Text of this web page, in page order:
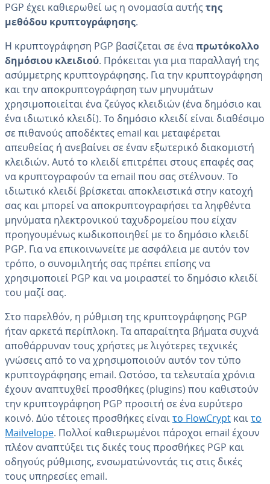
PGP έχει καθιερωθεί ως η ονομασία αυτήςτης
μεθόδου κρυπτογράφησης.
Η κρυπτογράφηση PGP βασίζεται σε έναπρωτόκολλο
δημόσιου κλειδιού. Πρόκειται για μια παραλλαγή της
ασύμμετρης κρυπτογράφησης. Για την κρυπτογράφηση
και την αποκρυπτογράφηση των μηνυμάτων
χρησιμοποιείται ένα ζεύγος κλειδιών (ένα δημόσιο και
ένα ιδιωτικό κλειδί). Το δημόσιο κλειδί είναι διαθέσιμο
σε πιθανούς αποδέκτες email και μεταφέρεται
απευθείας ή ανεβαίνει σε έναν εξωτερικό διακομιστή
κλειδιών. Αυτό το κλειδί επιτρέπει στους επαφές σας
να κρυπτογραφούν τα email που σας στέλνουν. Το
ιδιωτικό κλειδί βρίσκεται αποκλειστικά στην κατοχή
σας και μπορεί να αποκρυπτογραφήσει τα ληφθέντα
μηνύματα ηλεκτρονικού ταχυδρομείου που είχαν
προηγουμένως κωδικοποιηθεί με το δημόσιο κλειδί
PGP. Για να επικοινωνείτε με ασφάλεια με αυτόν τον
τρόπο, ο συνομιλητής σας πρέπει επίσης να
χρησιμοποιεί PGP και να μοιραστεί το δημόσιο κλειδί
του μαζί σας.
Στο παρελθόν, η ρύθμιση της κρυπτογράφησης PGP
ήταν αρκετά περίπλοκη. Τα απαραίτητα βήματα συχνά
αποθάρρυναν τους χρήστες με λιγότερες τεχνικές
γνώσεις από το να χρησιμοποιούν αυτόν τον τύπο
κρυπτογράφησης email. Ωστόσο, τα τελευταία χρόνια
έχουν αναπτυχθεί προσθήκες (plugins) που καθιστούν
την κρυπτογράφηση PGP προσιτή σε ένα ευρύτερο
κοινό. Δύο τέτοιες προσθήκες είναιτο FlowCrypt καιτο
Mailvelope. Πολλοί καθιερωμένοι πάροχοι email έχουν
πλέον αναπτύξει τις δικές τους προσθήκες PGP και
οδηγούς ρύθμισης, ενσωματώνοντάς τις στις δικές
τους υπηρεσίες email.